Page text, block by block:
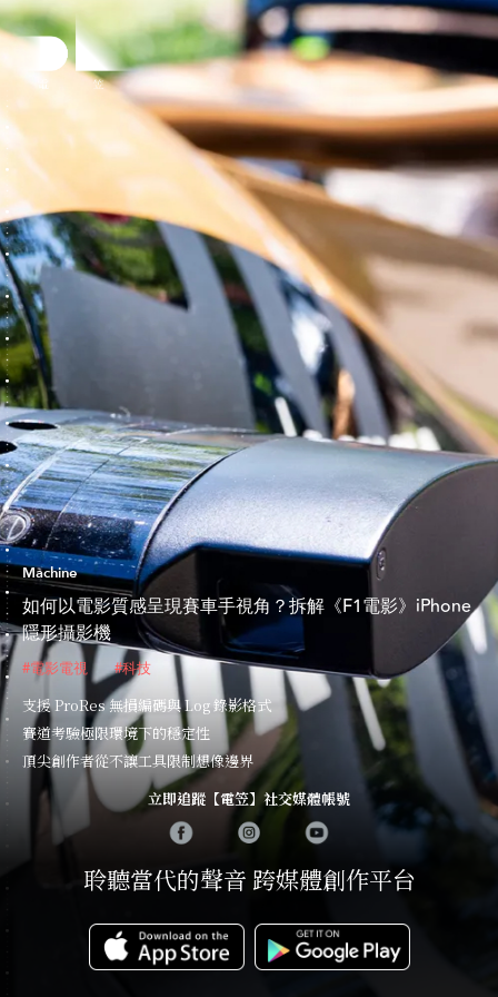
Machine
如何以電影質感呈現賽車手視角？拆解《F1電影》iPhone
隱形攝影機
#電影電視 #科技
支援 ProRes 無損編碼與 Log 錄影格式
賽道考驗極限環境下的穩定性
頂尖創作者從不讓工具限制想像邊界
立即追蹤【電笠】社交媒體帳號
聆聽當代的聲音 跨媒體創作平台